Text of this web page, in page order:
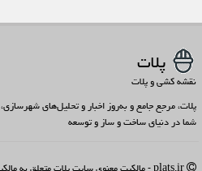
پلات
نقشه کشی و پلات
پلات، مرجع جامع و به‌روز اخبار و تحلیل‌های
شما در دنیای ساخت و ساز و توسعه